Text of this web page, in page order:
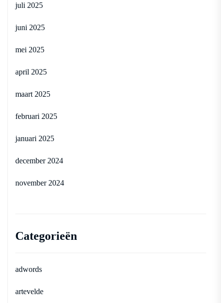
juli 2025
juni 2025
mei 2025
april 2025
maart 2025
februari 2025
januari 2025
december 2024
november 2024
Categorieën
adwords
artevelde